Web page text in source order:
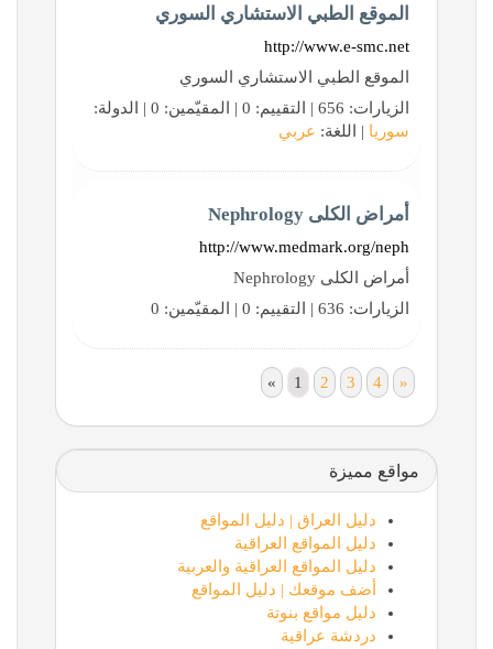
الموقع الطبي الاستشاري السوري
http://www.e-smc.net
الموقع الطبي الاستشاري السوري
الزيارات: 656 | التقييم: 0 | المقيّمين: 0 | الدولة:
سوريا | اللغة: عربي
أمراض الكلى Nephrology
http://www.medmark.org/neph
أمراض الكلى Nephrology
الزيارات: 636 | التقييم: 0 | المقيّمين: 0
« 1 2 3 4 »
مواقع مميزة
دليل العراق | دليل المواقع
دليل المواقع العراقية
دليل المواقع العراقية والعربية
أضف موقعك | دليل المواقع
دليل مواقع بنوتة
دردشة عراقية